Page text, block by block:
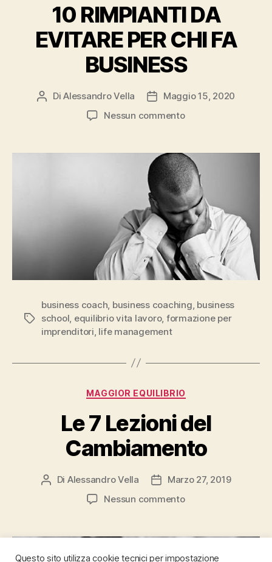
10 RIMPIANTI DA
EVITARE PER CHI FA
BUSINESS
Autore
DiAlessandro Vella
DataMaggio 15, 2020
Nessun commentosu
DA
EVITARE
PER
CHI
FA
BUSINESS
Tag
business coach business coaching business
school equilibrio vita lavoro, formazione per
imprenditori life management
Categorie
MAGGIOR EQUILIBRIO
Le 7 Lezioni del
Cambiamento
Autore
Di Alessandro Vella
Data
dell'articolo
Marzo 27, 2019
Nessun commentosu
Lezioni
Questo sito utilizza cookie tecnici per impostazione